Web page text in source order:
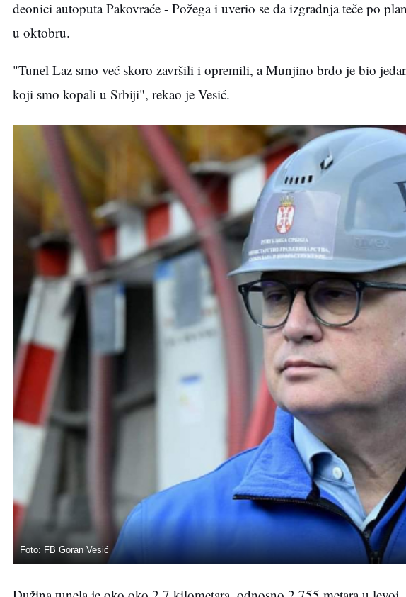
deonici autoputa Pakovraće - Požega i uverio se da izgradnja teče po
u oktobru.
"Tunel Laz smo već skoro završili i opremili, a Munjino brdo je bio
koji smo kopali u Srbiji", rekao je Vesić.
Foto: FB Goran Vesić